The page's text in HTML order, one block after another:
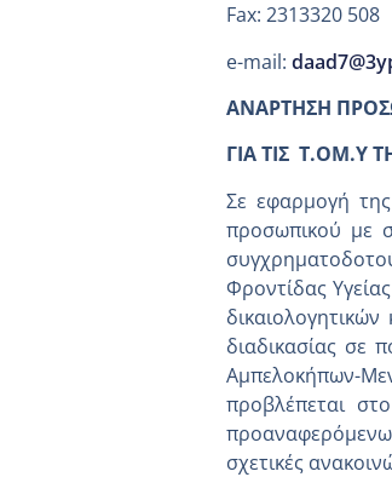
Fax: 2313320 508
e-mail:
ΑΝΑΡΤΗΣΗ
ΓΙΑ ΤΙΣ Τ.ΟΜ.Υ
Σε εφαρμογή
προσωπικού με
Φροντίδας
διαδικασίας σε
Αμπελοκήπων-
προβλέπεται
σχετικές